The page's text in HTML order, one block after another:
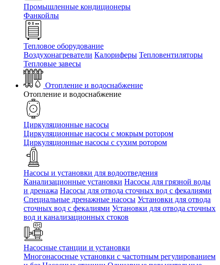
Промышленные кондиционеры
Фанкойлы
Тепловое оборудование
Воздухонагреватели Калориферы Тепловентиляторы
Тепловые завесы
Отопление и водоснабжение
Отопление и водоснабжение
Циркуляционные насосы
Циркуляционные насосы с мокрым ротором
Циркуляционные насосы с сухим ротором
Насосы и установки для водоотведения
Канализационные установки Насосы для грязной воды
и дренажа Насосы для отвода сточных вод c фекалиями
Специальные дренажные насосы Установки для отвода
сточных вод c фекалиями Установки для отвода сточных
вод и канализационных стоков
Насосные станции и установки
Многонасосные установки с частотным регулированием